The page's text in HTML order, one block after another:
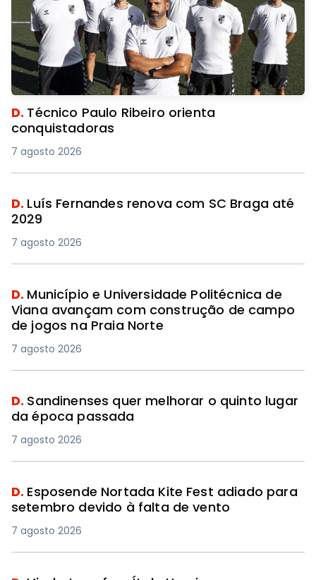
D. Técnico Paulo Ribeiro orienta
conquistadoras
7 agosto 2026
D. Luís Fernandes renova com SC Braga até
2029
7 agosto 2026
D. Município e Universidade Politécnica de
Viana avançam com construção de campo
de jogos na Praia Norte
7 agosto 2026
D. Sandinenses quer melhorar o quinto lugar
da época passada
7 agosto 2026
D. Esposende Nortada Kite Fest adiado para
setembro devido à falta de vento
7 agosto 2026